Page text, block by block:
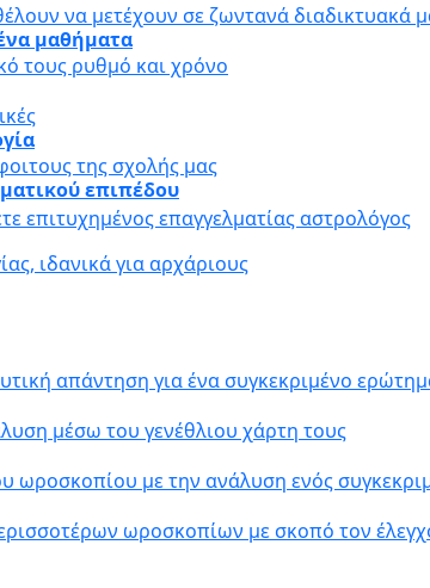
να μετέχουν σε ζωντανά διαδικτυακά
μαθήματα
τους ρυθμό και χρόνο
της σχολής μας
επιπέδου
επιτυχημένος επαγγελματίας αστρολόγος
ιδανικά για αρχάριους
απάντηση για ένα συγκεκριμένο
μέσω του γενέθλιου χάρτη τους
ωροσκοπίου με την ανάλυση ενός
ωροσκοπίων με σκοπό τον